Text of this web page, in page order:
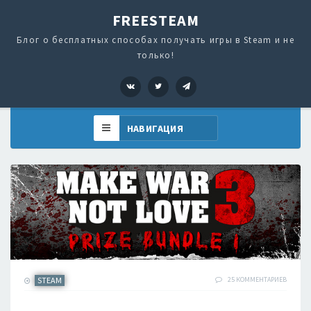
FREESTEAM
Блог о бесплатных способах получать игры в Steam и не
только!
VK Twitter
STEAM 25 КОММЕНТАРИЕВ